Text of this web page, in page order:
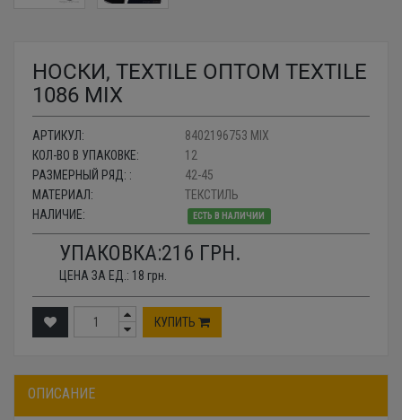
НОСКИ, TEXTILE ОПТОМ TEXTILE
1086 MIX
АРТИКУЛ:
8402196753 MIX
КОЛ-ВО В УПАКОВКЕ:
12
РАЗМЕРНЫЙ РЯД: :
42-45
МАТЕРИАЛ:
ТЕКСТИЛЬ
НАЛИЧИЕ:
ЕСТЬ В НАЛИЧИИ
УПАКОВКА:216 ГРН.
ЦЕНА ЗА ЕД.: 18 грн.
КУПИТЬ
ОПИСАНИЕ